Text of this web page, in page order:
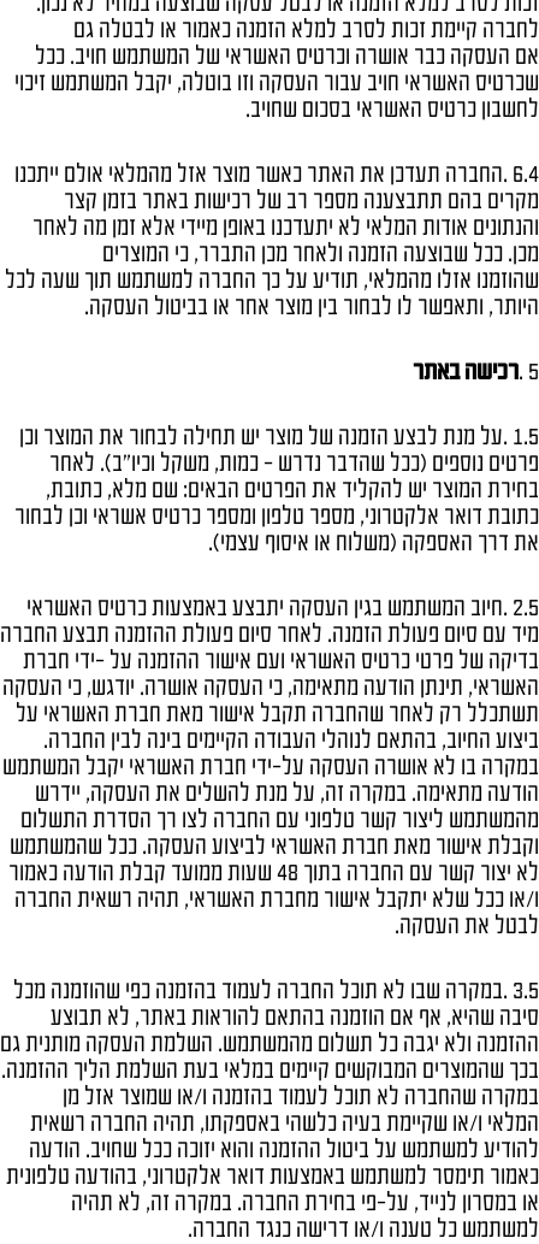
לחברה קיימת זכות לסרב למלא הזמנה כאמור או לבטלה גם
אם העסקה כבר אושרה וכרטיס האשראי של המשתמש חויב. ככל
שכרטיס האשראי חויב עבור העסקה וזו בוטלה, יקבל המשתמש זיכוי
לחשבון כרטיס האשראי בסכום שחויב.
6.4 .החברה תעדכן את האתר כאשר מוצר אזל מהמלאי אולם ייתכנו
מקרים בהם תתבצענה מספר רב של רכישות באתר בזמן קצר
והנתונים אודות המלאי לא יתעדכנו באופן מיידי אלא זמן מה לאחר
מכן. ככל שבוצעה הזמנה ולאחר מכן התברר, כי המוצרים
שהוזמנו אזלו מהמלאי, תודיע על כך החברה למשתמש תוך שעה לכל
היותר, ותאפשר לו לבחור בין מוצר אחר או בביטול העסקה.
5 . רכישה באתר
1.5 .על מנת לבצע הזמנה של מוצר יש תחילה לבחור את המוצר וכן
פרטים נוספים (ככל שהדבר נדרש – כמות, משקל וכיו"ב). לאחר
בחירת המוצר יש להקליד את הפרטים הבאים: שם מלא, כתובת,
כתובת דואר אלקטרוני, מספר טלפון ומספר כרטיס אשראי וכן לבחור
את דרך האספקה (משלוח או איסוף עצמי).
2.5 .חיוב המשתמש בגין העסקה יתבצע באמצעות כרטיס האשראי
מיד עם סיום פעולת הזמנה. לאחר סיום פעולת ההזמנה תבצע החברה
בדיקה של פרטי כרטיס האשראי ועם אישור ההזמנה על -ידי חברת
האשראי, תינתן הודעה מתאימה, כי העסקה אושרה. יודגש, כי העסקה
תשתכלל רק לאחר שהחברה תקבל אישור מאת חברת האשראי על
ביצוע החיוב, בהתאם לנוהלי העבודה הקיימים בינה לבין החברה.
במקרה בו לא אושרה העסקה על-ידי חברת האשראי יקבל המשתמש
הודעה מתאימה. במקרה זה, על מנת להשלים את העסקה, יידרש
מהמשתמש ליצור קשר טלפוני עם החברה לצו רך הסדרת התשלום
וקבלת אישור מאת חברת האשראי לביצוע העסקה. ככל שהמשתמש
לא יצור קשר עם החברה בתוך 48 שעות ממועד קבלת הודעה כאמור
ו/או ככל שלא יתקבל אישור מחברת האשראי, תהיה רשאית החברה
לבטל את העסקה.
3.5 .במקרה שבו לא תוכל החברה לעמוד בהזמנה כפי שהוזמנה מכל
סיבה שהיא, אף אם הוזמנה בהתאם להוראות באתר, לא תבוצע
ההזמנה ולא יגבה כל תשלום מהמשתמש. השלמת העסקה מותנית גם
בכך שהמוצרים המבוקשים קיימים במלאי בעת השלמת הליך ההזמנה.
במקרה שהחברה לא תוכל לעמוד בהזמנה ו/או שמוצר אזל מן
המלאי ו/או שקיימת בעיה כלשהי באספקתו, תהיה החברה רשאית
להודיע למשתמש על ביטול ההזמנה והוא יזוכה ככל שחויב. הודעה
כאמור תימסר למשתמש באמצעות דואר אלקטרוני, בהודעה טלפונית
או במסרון לנייד, על-פי בחירת החברה. במקרה זה, לא תהיה
למשתמש כל טענה ו/או דרישה כנגד החברה.